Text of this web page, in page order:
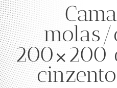
molas/
200×200